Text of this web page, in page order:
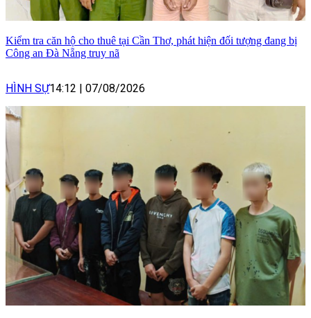
Kiểm tra căn hộ cho thuê tại Cần Thơ, phát hiện đối tượng đang bị
Công an Đà Nẵng truy nã
HÌNH SỰ14:12 | 07/08/2026